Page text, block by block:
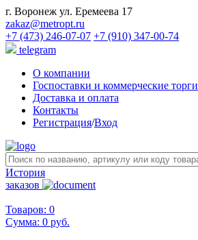
г. Воронеж ул. Еремеева 17
zakaz@metropt.ru
+7 (473) 246-07-07 +7 (910) 347-00-74
telegram
О компании
Госпоставки и коммерческие торги
Доставка и оплата
Контакты
Регистрация/Вход
История
заказов
Товаров: 0
Сумма: 0 руб.